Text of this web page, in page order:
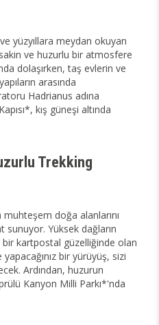
yüzyıllara meydan okuyan
ve huzurlu bir atmosfere
dolaşırken, taş evlerin ve
arasında
Hadrianus adına
kış güneşi altında
Trekking
muhteşem doğa alanlarını
sunuyor. Yüksek dağların
kartpostal güzelliğinde olan
bir yürüyüş, sizi
Ardından, huzurun
Kanyon Milli Parkı*'nda